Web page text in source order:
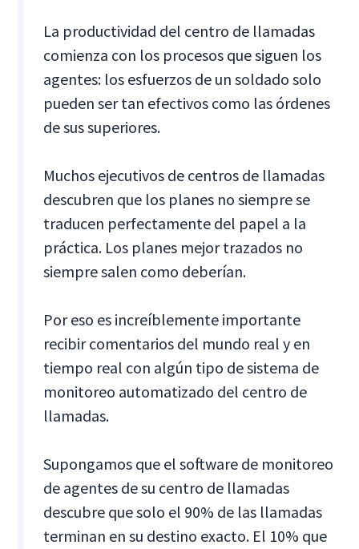
La productividad del centro de llamadas
comienza con los procesos que siguen los
agentes: los esfuerzos de un soldado solo
pueden ser tan efectivos como las órdenes
de sus superiores.
Muchos ejecutivos de centros de llamadas
descubren que los planes no siempre se
traducen perfectamente del papel a la
práctica. Los planes mejor trazados no
siempre salen como deberían.
Por eso es increíblemente importante
recibir comentarios del mundo real y en
tiempo real con algún tipo de sistema de
monitoreo automatizado del centro de
llamadas.
Supongamos que el software de monitoreo
de agentes de su centro de llamadas
descubre que solo el 90% de las llamadas
terminan en su destino exacto. El 10% que